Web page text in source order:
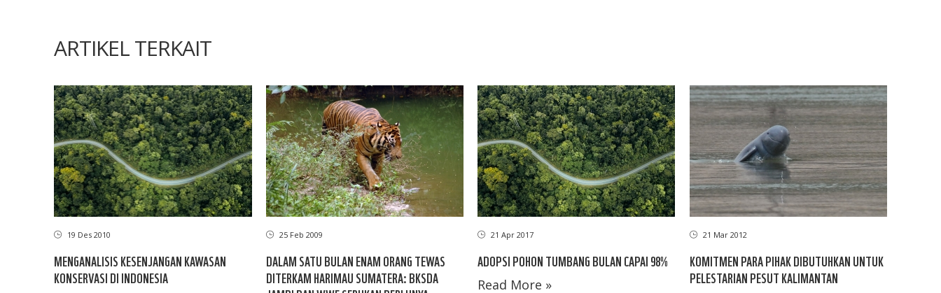
ARTIKEL TERKAIT
19 Des 2010
MENGANALISIS KESENJANGAN KAWASAN
KONSERVASI DI INDONESIA
25 Feb 2009
DALAM SATU BULAN ENAM ORANG TEWAS
DITERKAM HARIMAU SUMATERA: BKSDA
21 Apr 2017
ADOPSI POHON TUMBANG BULAN CAPAI 98%
Read More »
21 Mar 2012
KOMITMEN PARA PIHAK DIBUTUHKAN UNTUK
PELESTARIAN PESUT KALIMANTAN